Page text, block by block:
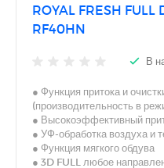
ROYAL FRESH FULL
RF40HN
В
● Функция притока и
(производительность в
● Высокоэффективный
● УФ-обработка воздуха и
● Функция мягкого обдува
● 3D FULL любое